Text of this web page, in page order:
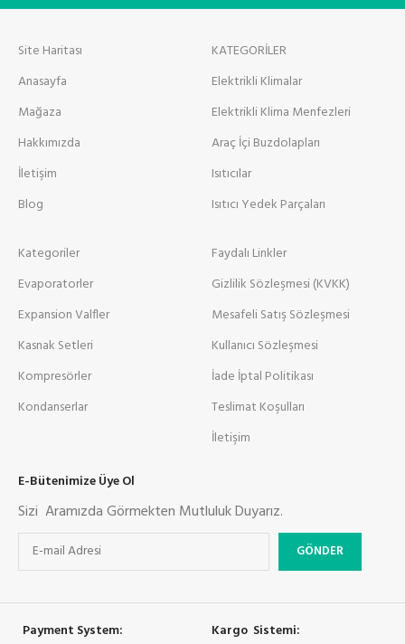
Site Haritası
Anasayfa
Mağaza
Hakkımızda
İletişim
Blog
KATEGORİLER
Elektrikli Klimalar
Elektrikli Klima Menfezleri
Araç İçi Buzdolapları
Isıtıcılar
Isıtıcı Yedek Parçaları
Kategoriler
Evaporatorler
Expansion Valfler
Kasnak Setleri
Kompresörler
Kondanserlar
Faydalı Linkler
Gizlilik Sözleşmesi (KVKK)
Mesafeli Satış Sözleşmesi
Kullanıcı Sözleşmesi
İade İptal Politikası
Teslimat Koşulları
İletişim
E-Bütenimize Üye Ol
Sizi Aramızda Görmekten Mutluluk Duyarız.
Payment System: Kargo Sistemi: